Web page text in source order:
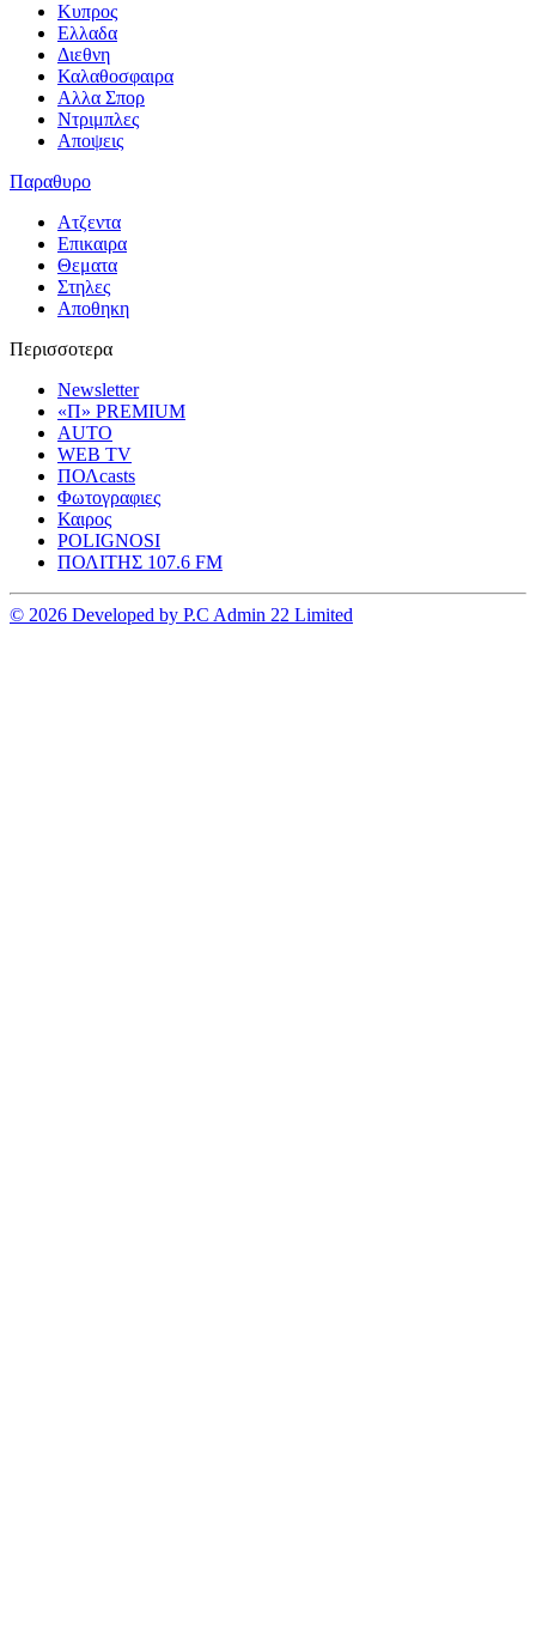
Κυπρος
Ελλαδα
Διεθνη
Καλαθοσφαιρα
Αλλα Σπορ
Ντριμπλες
Αποψεις
Παραθυρο
Ατζεντα
Επικαιρα
Θεματα
Στηλες
Αποθηκη
Περισσοτερα
Newsletter
«Π» PREMIUM
AUTO
WEB TV
ΠΟΛcasts
Φωτογραφιες
Καιρος
POLIGNOSI
ΠΟΛΙΤΗΣ 107.6 FM
© 2026 Developed by P.C Admin 22 Limited